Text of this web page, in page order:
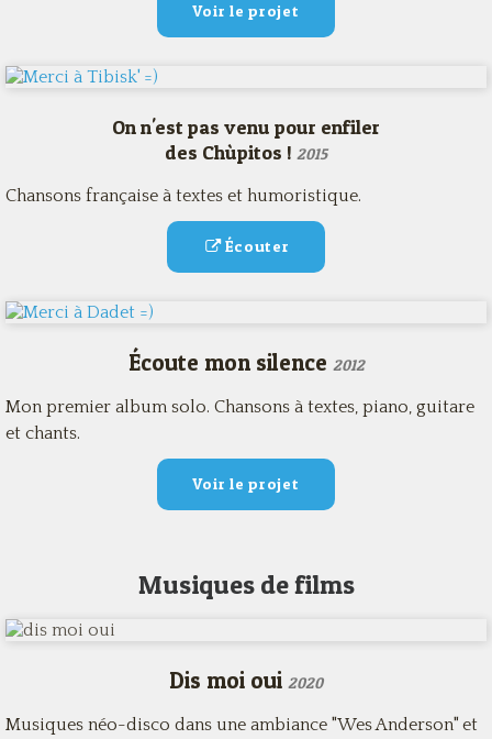
Voir le projet
On n'est pas venu pour enfiler
des Chùpitos ! 2015
Chansons française à textes et humoristique.
Écouter
Écoute mon silence 2012
Mon premier album solo. Chansons à textes, piano, guitare
et chants.
Voir le projet
Musiques de films
Dis moi oui 2020
Musiques néo-disco dans une ambiance "Wes Anderson" et